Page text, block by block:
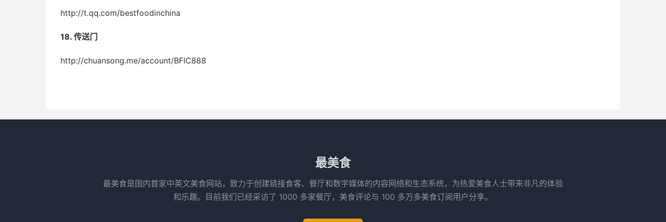
http://t.qq.com/bestfoodinchina
18. 传送门
http://chuansong.me/account/BFIC888
最美食
最美食是国内首家中英文美食网站，致力于创建链接食客、餐厅和数字媒体的内容网络和生态系统，为热爱美食人士带来非凡的体验
和乐趣。目前我们已经采访了 1000 多家餐厅，美食评论与 100 多万多美食订阅用户分享。